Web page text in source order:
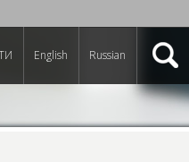
English Russian